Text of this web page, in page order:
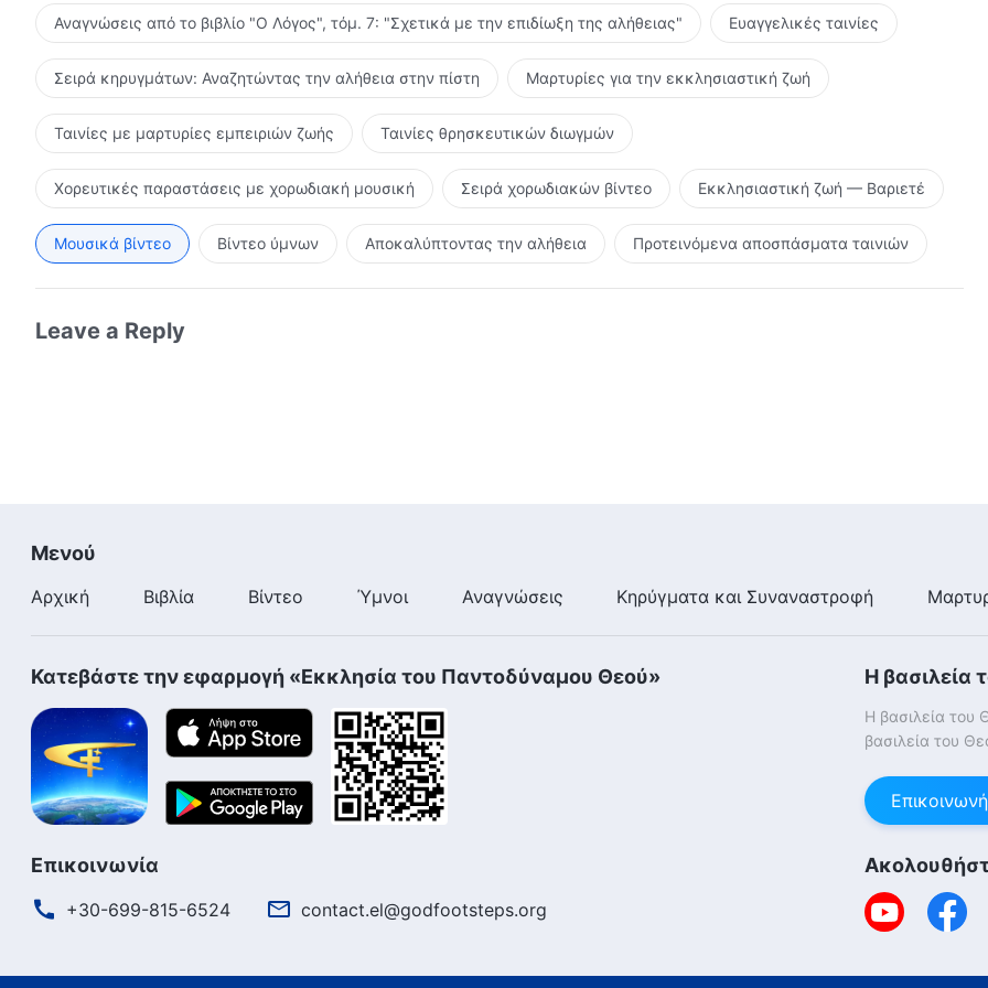
Αναγνώσεις από το βιβλίο "Ο Λόγος", τόμ. 7: "Σχετικά με την επιδίωξη της αλήθειας" Ευαγγελικές ταινίες
Σειρά κηρυγμάτων: Αναζητώντας την αλήθεια στην πίστη Μαρτυρίες για την εκκλησιαστική ζωή
Ταινίες με μαρτυρίες εμπειριών ζωής Ταινίες θρησκευτικών διωγμών
Χορευτικές παραστάσεις με χορωδιακή μουσική Σειρά χορωδιακών βίντεο Εκκλησιαστική ζωή — Βαριετέ
Μουσικά βίντεο Βίντεο ύμνων Αποκαλύπτοντας την αλήθεια Προτεινόμενα αποσπάσματα ταινιών
Leave a Reply
Μενού
Αρχική Βιβλία Βίντεο Ύμνοι Αναγνώσεις Κηρύγματα και Συναναστροφή
Κατεβάστε την εφαρμογή «Εκκλησία του Παντοδύναμου Θεού»
Επικοινωνία
+30-699-815-6524 contact.el@godfootsteps.org
Η βασιλεία
Η βασιλεία του
βασιλεία του